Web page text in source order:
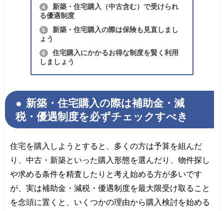
4
新築・住宅購入（中古含む）で受けられ
る優遇制度
5
新築・住宅購入の際は保険も見直しまし
ょう
6
住宅購入にかかるお得な制度を賢く利用
しましょう
新築・住宅購入の際は補助金・減
税・優遇制度を必ずチェックすべき
住宅を購入しようとすると、多くの方は予算を組んだ
り、中古・新築といった購入形態を選んだり、物件探し
や求める条件を精査したりと考え始める方が多いです
が、実は補助金・減税・優遇制度を最大限受け取ること
を念頭に置くと、いくつかの理由から購入検討を始める